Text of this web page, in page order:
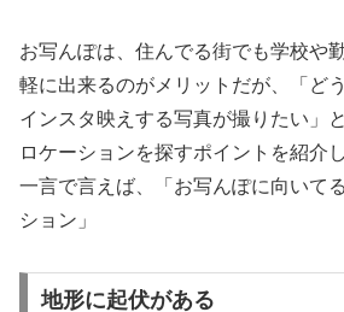
お写んぽは、住んでる街でも学校や
軽に出来るのがメリットだが、「ど
インスタ映えする写真が撮りたい」
ロケーションを探すポイントを紹介し
一言で言えば、「お写んぽに向いて
ション」
地形に起伏がある